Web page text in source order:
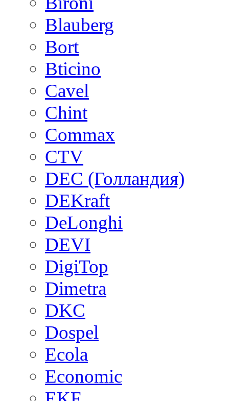
Blauberg
Bort
Bticino
Cavel
Chint
Commax
CTV
DEC (Голландия)
DEKraft
DeLonghi
DEVI
DigiTop
Dimetra
DKC
Dospel
Ecola
Economic